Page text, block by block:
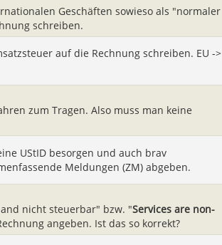
Geschäften sowieso als "normaler
schreiben.
auf die Rechnung schreiben. EU ->
zum Tragen. Also muss man keine
UStID besorgen und auch brav
Meldungen (ZM) abgeben.
nicht steuerbar" bzw. "Services are non-
angeben. Ist das so korrekt?